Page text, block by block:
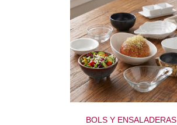
BOLS Y ENSALADERAS